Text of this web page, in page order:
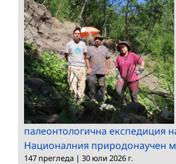
палеонтологична експедиция
Националния природонаучен
147 прегледа | 30 юли 2026 г.